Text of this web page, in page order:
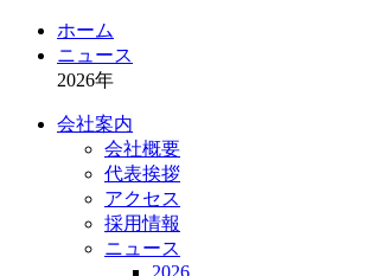
ホーム
ニュース
2026年
会社案内
会社概要
代表挨拶
アクセス
採用情報
ニュース
2026